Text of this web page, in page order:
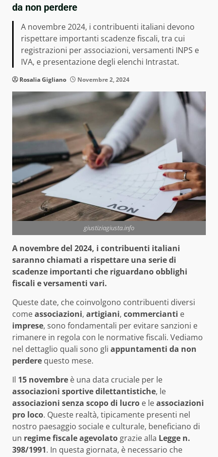
da non perdere
A novembre 2024, i contribuenti italiani devono
rispettare importanti scadenze fiscali, tra cui
registrazioni per associazioni, versamenti INPS e
IVA, e presentazione degli elenchi Intrastat.
Rosalia Gigliano Novembre 2, 2024
giustiziagiusta.info
A novembre del 2024, i contribuenti italiani
saranno chiamati a rispettare una serie di
scadenze importanti che riguardano obblighi
fiscali e versamenti vari.
Queste date, che coinvolgono contribuenti diversi
comeassociazioni, artigiani, commercianti e
imprese, sono fondamentali per evitare sanzioni e
rimanere in regola con le normative fiscali. Vediamo
nel dettaglio quali sono gli appuntamenti da non
perdere questo mese.
Il 15 novembre è una data cruciale per le
associazioni sportive dilettantistiche, le
associazioni senza scopo di lucro e leassociazioni
pro loco. Queste realtà, tipicamente presenti nel
nostro paesaggio sociale e culturale, beneficiano di
un regime fiscale agevolato grazie alla Legge n.
398/1991. In questa giornata, è necessario che